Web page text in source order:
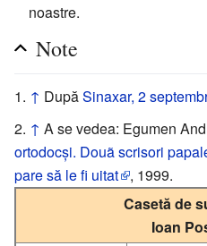
noastre.
Note
↑ DupăSinaxar, 2
↑ A se vedea: Egumen
ortodocși. Douã scrisori
pare să le fi uitat
, 1999.
Casetă de
Ioan